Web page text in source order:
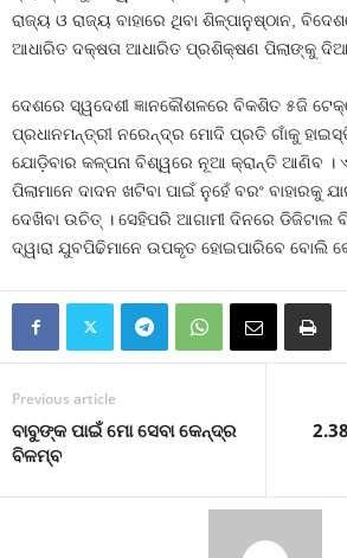
ରାଜ୍ୟ ଓ ରାଜ୍ୟ ବାହାରେ ଥିବା ଶିଳ୍ପାନୁଷ୍ଠାନ,
ଆଧାରିତ ଦକ୍ଷତା ଆଧାରିତ ପ୍ରଶିକ୍ଷଣ ପିଲାଙ୍କୁ
ଦେଶରେ ସ୍ୱଦେଶୀ ଜ୍ଞାନକୌଶଳରେ ବିକଶିତ ୫ଜି
ପ୍ରଧାନମନ୍ତ୍ରୀ ନରେନ୍ଦ୍ର ମୋଦି ପ୍ରତି ଗାଁକୁ
ଯୋଡ଼ିବାର କଳ୍ପନା ବିଶ୍ୱରେ ନୂଆ କ୍ରାନ୍ତି ଆଣିବ ।
ପିଲାମାନେ ଦାଦନ ଖଟିବା ପାଇଁ ନୁହେଁ ବରଂ ବାହାରକୁ
ଦେଖିବା ଉଚିତ୍ । ସେହିପରି ଆଗାମୀ ଦିନରେ ଡିଜିଟାଲ
ଦ୍ୱାରା ଯୁବପିଢିମାନେ ଉପକୃତ ହୋଇପାରିବେ ବୋଲି
Previous article
ବାବୁଙ୍କ ପାଇଁ ମୋ ସେବା କେନ୍ଦ୍ର
ବିଳମ୍ବ